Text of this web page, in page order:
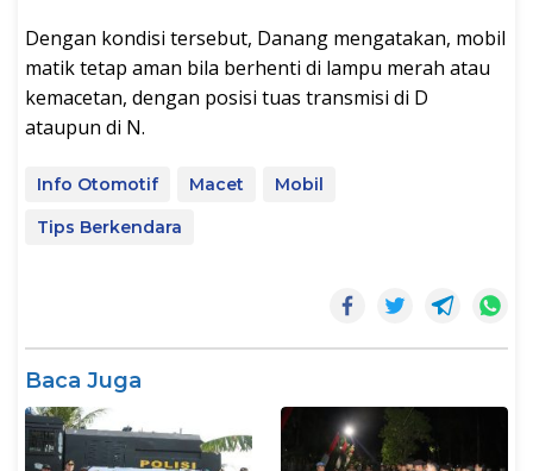
Dengan kondisi tersebut, Danang mengatakan, mobil
matik tetap aman bila berhenti di lampu merah atau
kemacetan, dengan posisi tuas transmisi di D
ataupun di N.
Info Otomotif Macet
Mobil
Tips Berkendara
Baca Juga